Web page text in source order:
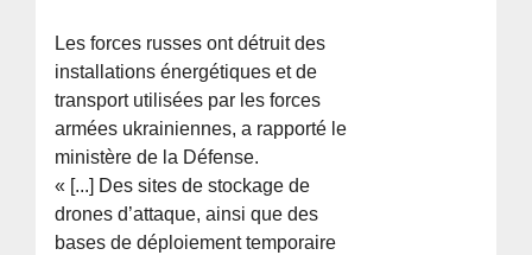
Les forces russes ont détruit des
installations énergétiques et de
transport utilisées par les forces
armées ukrainiennes, a rapporté le
ministère de la Défense.
« [...] Des sites de stockage de
drones d’attaque, ainsi que des
bases de déploiement temporaire